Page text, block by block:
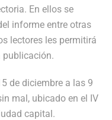
En ellos se
informe entre otras
lectores les permitirá
publicación.
de diciembre a las 9
mal, ubicado en el IV
capital.